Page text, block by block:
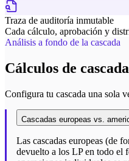
Traza de auditoría inmutable
Cada cálculo, aprobación y
Análisis a fondo de la cascada
Cálculos de
Configura tu cascada una sola
Cascadas europeas vs.
Las cascadas europeas (de
devuelto a los LP en todo el